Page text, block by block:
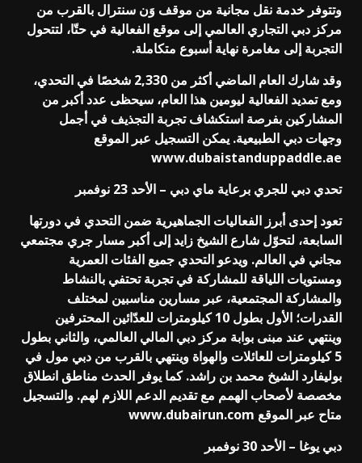
وتتوفر خدمة نقل مجانية من موقف وَن سنترال بالقرب من
مركز دبي التجاري العالمي إلى موقع الفعالية في حتّا، لتتحول
التجربة إلى مغامرة نهاية أسبوع متكاملة.
وقد شارك العام الماضي أكثر من 2,330 شخصًا في التحدي،
ومع تمديد الفعالية ليومين هذا العام، سيحظى عدد أكبر من
المشاركين بفرصة استكشاف تجربة التجذيف في أجمل
وجهات دبي الطبيعية. يمكن التسجيل عبر الموقع
www.dubaistanduppaddle.ae
تحدي دبي للجري برعاية ماي دبي – الأحد 23 نوفمبر
تعود إحدى أبرز الفعاليات الجماهيرية ضمن التحدي في دورتها
السابعة، لتحوّل شارع الشيخ زايد إلى أكبر مسار جري مجتمعي
مجاني في العالم. ويدعو التحدي جميع الفئات العمرية
ومستويات اللياقة للمشاركة في تجربة تحتفي بالنشاط
والمشاركة المجتمعية، عبر مسارين مناسبين لمختلف
القدرات؛ الأول بطول 10 كيلومترات للعدّائين المحترفين
وينتهي عند مبنى بوابة مركز دبي المالي العالمي، والثاني بطول
5 كيلومترات للعائلات والهواة وينتهي بالقرب من دبي مول في
بوليفارد الشيخ محمد بن راشد. كما يوفر الحدث مناطق انطلاق
مخصصة لأصحاب الهمم مع تقديم الدعم اللازم لهم. والتسجيل
متاح عبر الموقع www.dubairun.com
دبي يوغا – الأحد 30 نوفمبر